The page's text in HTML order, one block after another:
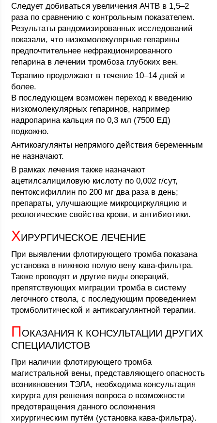
Следует добиваться увеличения АЧТВ в 1,5–2
раза по сравнению с контрольным показателем.
Результаты рандомизированных исследований
показали, что низкомолекулярные гепарины
предпочтительнее нефракционированного
гепарина в лечении тромбоза глубоких вен.
Терапию продолжают в течение 10–14 дней и
более.
В последующем возможен переход к введению
низкомолекулярных гепаринов, например
надропарина кальция по 0,3 мл (7500 ЕД)
подкожно.
Антикоагулянты непрямого действия беременным
не назначают.
В рамках лечения также назначают
ацетилсалициловую кислоту по 0,002 г/сут,
пентоксифиллин по 200 мг два раза в день;
препараты, улучшающие микроциркуляцию и
реологические свойства крови, и антибиотики.
ХИРУРГИЧЕСКОЕ ЛЕЧЕНИЕ
При выявлении флотирующего тромба показана
установка в нижнюю полую вену кава-фильтра.
Также проводят и другие виды операций,
препятствующих миграции тромба в систему
легочного ствола, с последующим проведением
тромболитической и антикоагулянтной терапии.
ПОКАЗАНИЯ К КОНСУЛЬТАЦИИ ДРУГИХ
СПЕЦИАЛИСТОВ
При наличии флотирующего тромба
магистральной вены, представляющего опасность
возникновения ТЭЛА, необходима консультация
хирурга для решения вопроса о возможности
предотвращения данного осложнения
хирургическим путём (установка кава-фильтра).